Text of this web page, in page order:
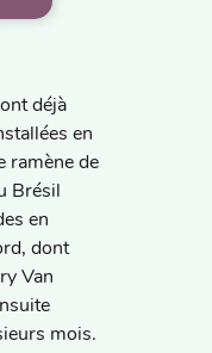
déjà
en
ramène de
Brésil
en
dont
Van
mois.